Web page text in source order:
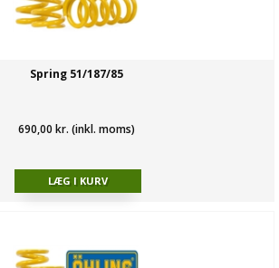
Spring 51/187/85
690,00 kr. (inkl. moms)